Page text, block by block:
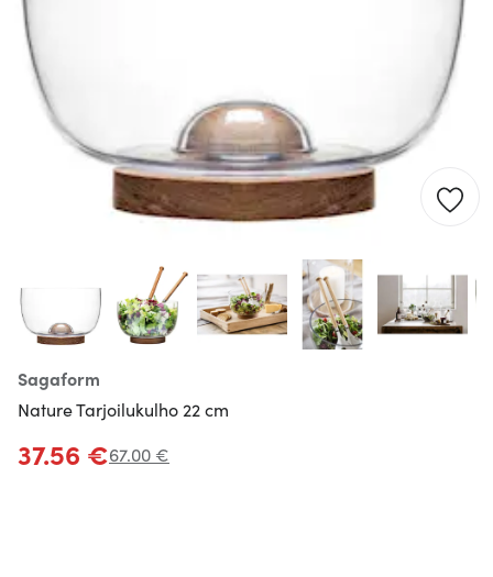
Sagaform
Nature Tarjoilukulho 22 cm
37.56 €67.00 €